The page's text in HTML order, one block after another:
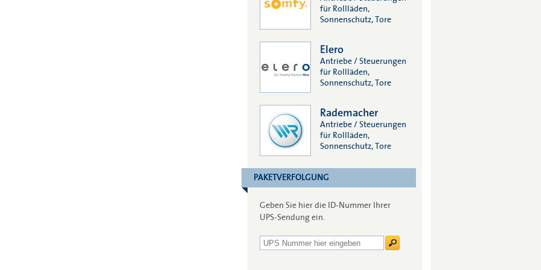
für Rollläden,
Sonnenschutz, Tore
Elero
Antriebe / Steuerungen
für Rollläden,
Sonnenschutz, Tore
Rademacher
Antriebe / Steuerungen
für Rollläden,
Sonnenschutz, Tore
PAKETVERFOLGUNG
Geben Sie hier die ID-Nummer Ihrer
UPS-Sendung ein.